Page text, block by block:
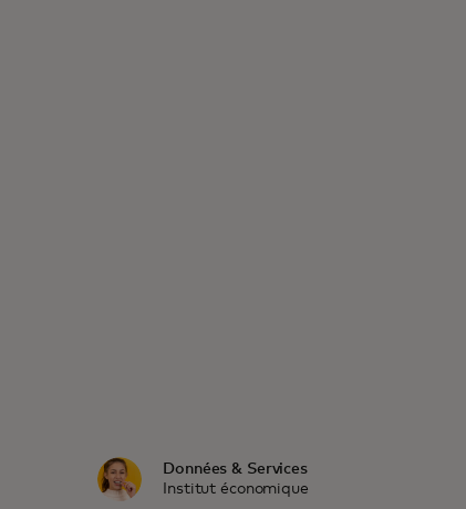
Données & Services
Institut économique